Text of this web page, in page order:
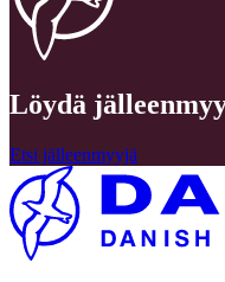
Löydä
Etsi jälleenmyyjä